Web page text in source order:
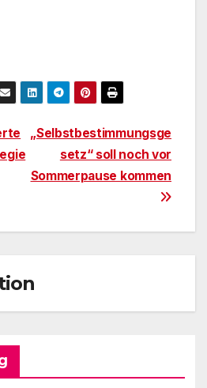
„Selbstbestimmungsge
setz“ soll noch vor
Sommerpause kommen